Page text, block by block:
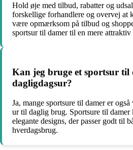
Hold øje med tilbud, rabatter og
forskellige forhandlere og overvej at
være opmærksom på tilbud og
sportsur til damer til en mere attraktiv
Kan jeg bruge et sportsur til
dagligdagsur?
Ja, mange sportsure til damer er
ur til daglig brug. Sportsure til damer
elegante designs, der passer godt til
hverdagsbrug.